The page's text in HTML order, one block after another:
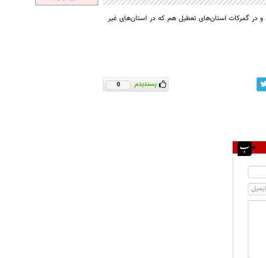
در گمرکات استان‌های تعطیل هم که در استان‌های غیر
پسندیدم 0